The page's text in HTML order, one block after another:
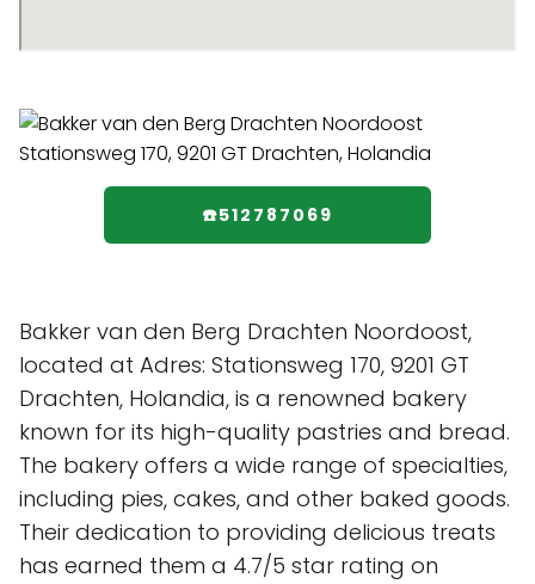
☎️512787069
Bakker van den Berg Drachten Noordoost,
located at Adres: Stationsweg 170, 9201 GT
Drachten, Holandia, is a renowned bakery
known for its high-quality pastries and bread.
The bakery offers a wide range of specialties,
including pies, cakes, and other baked goods.
Their dedication to providing delicious treats
has earned them a 4.7/5 star rating on